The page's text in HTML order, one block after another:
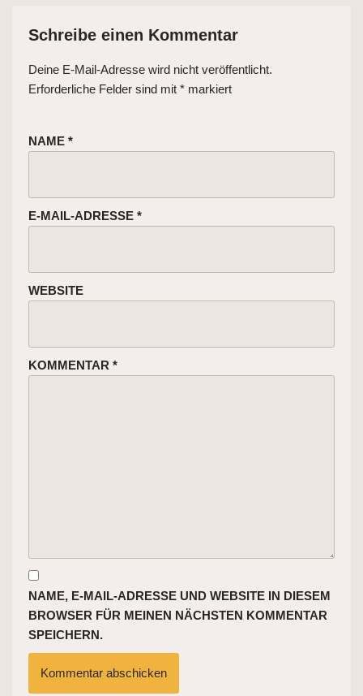
Schreibe einen Kommentar
Deine E-Mail-Adresse wird nicht veröffentlicht.
Erforderliche Felder sind mit * markiert
NAME *
E-MAIL-ADRESSE *
WEBSITE
KOMMENTAR *
NAME, E-MAIL-ADRESSE UND WEBSITE IN DIESEM
BROWSER FÜR MEINEN NÄCHSTEN KOMMENTAR
SPEICHERN.